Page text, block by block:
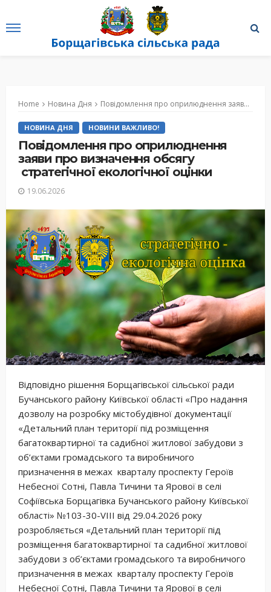
Home Новина Дня Повідомлення про оприлюднення заяви про визначення обсягу стратегічної екологічної оцінки
НОВИНА ДНЯ НОВИНИ ВАЖЛИВО!
Повідомлення про оприлюднення
заяви про визначення обсягу
стратегічної екологічної оцінки
19.06.2026
Відповідно рішення Борщагівської сільської ради
Бучанського району Київської області «Про надання
дозволу на розробку містобудівної документації
«Детальний план території під розміщення
багатоквартирної та садибної житлової забудови з
об’єктами громадського та виробничого
призначення в межах кварталу проспекту Героїв
Небесної Сотні, Павла Тичини та Ярової в селі
Софіївська Борщагівка Бучанського району Київської
області» №103-30-VIII від 29.04.2026 року
розробляється «Детальний план території під
розміщення багатоквартирної та садибної житлової
забудови з об’єктами громадського та виробничого
призначення в межах кварталу проспекту Героїв
Небесної Сотні, Павла Тичини та Ярової в селі